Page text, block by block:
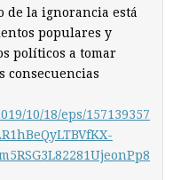
de la ignorancia está
populares y
políticos a tomar
consecuencias
10/18/eps/157139357